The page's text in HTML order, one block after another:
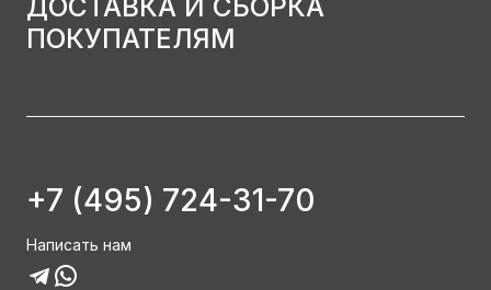
ДОСТАВКА И СБОРКА
ПОКУПАТЕЛЯМ
+7 (495) 724-31-70
Написать нам